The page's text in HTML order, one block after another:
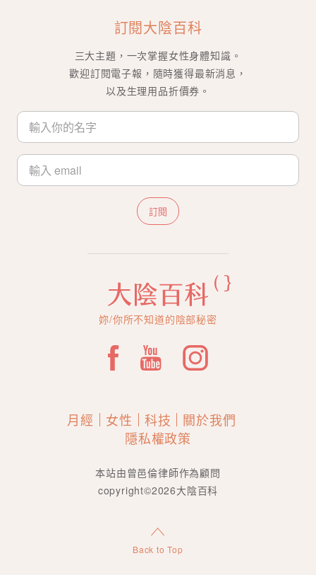
訂閱大陰百科
三大主題，一次掌握女性身體知識。
歡迎訂閱電子報，隨時獲得最新消息，
以及生理用品折價券。
訂閱
妳/你所不知道的陰部秘密
月經 女性 科技
關於我們
隱私權政策
本站由曾邑倫律師作為顧問
copyright©2026大陰百科
Back to Top